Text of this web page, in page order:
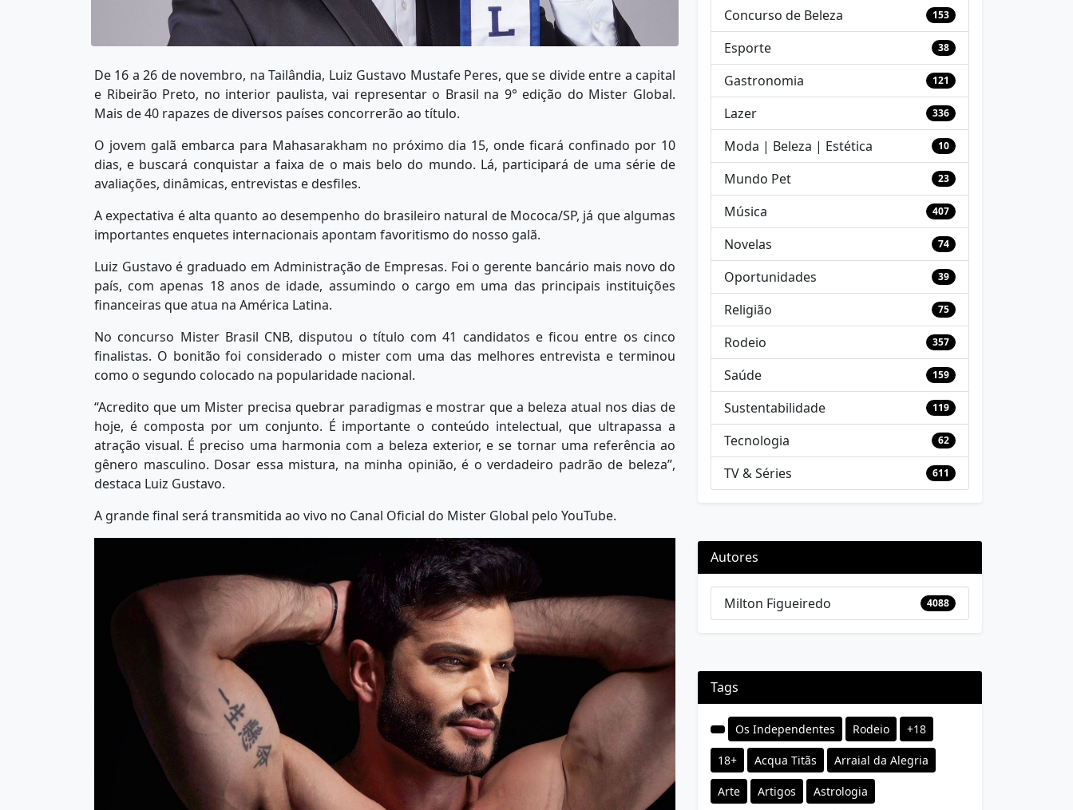
De 16 a 26 de novembro, na Tailândia, Luiz Gustavo Mustafe Peres, que se divide entre a capital
e Ribeirão Preto, no interior paulista, vai representar o Brasil na 9° edição do Mister Global.
Mais de 40 rapazes de diversos países concorrerão ao título.
O jovem galã embarca para Mahasarakham no próximo dia 15, onde ficará confinado por 10
dias, e buscará conquistar a faixa de o mais belo do mundo. Lá, participará de uma série de
avaliações, dinâmicas, entrevistas e desfiles.
A expectativa é alta quanto ao desempenho do brasileiro natural de Mococa/SP, já que algumas
importantes enquetes internacionais apontam favoritismo do nosso galã.
Luiz Gustavo é graduado em Administração de Empresas. Foi o gerente bancário mais novo do
país, com apenas 18 anos de idade, assumindo o cargo em uma das principais instituições
financeiras que atua na América Latina.
No concurso Mister Brasil CNB, disputou o título com 41 candidatos e ficou entre os cinco
finalistas. O bonitão foi considerado o mister com uma das melhores entrevista e terminou
como o segundo colocado na popularidade nacional.
“Acredito que um Mister precisa quebrar paradigmas e mostrar que a beleza atual nos dias de
hoje, é composta por um conjunto. É importante o conteúdo intelectual, que ultrapassa a
atração visual. É preciso uma harmonia com a beleza exterior, e se tornar uma referência ao
gênero masculino. Dosar essa mistura, na minha opinião, é o verdadeiro padrão de beleza”,
destaca Luiz Gustavo.
A grande final será transmitida ao vivo no Canal Oficial do Mister Global pelo YouTube.
Concurso de Beleza 153
Esporte 38
Gastronomia 121
Lazer 336
Moda | Beleza | Estética 10
Mundo Pet 23
Música 407
Novelas 74
Oportunidades 39
Religião 75
Rodeio 357
Saúde 159
Sustentabilidade 119
Tecnologia 62
TV & Séries 611
Autores
Milton Figueiredo 4088
Tags
Os Independentes Rodeio +18
18+ Acqua Titãs Arraial da Alegria
Arte Artigos Astrologia